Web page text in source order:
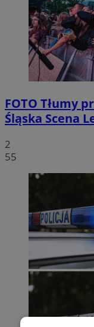
FOTO Tłumy
Śląska Scena
2
55